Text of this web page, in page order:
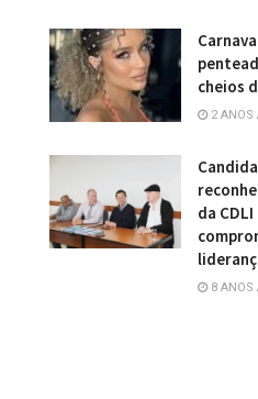
cheios
2 ANOS
da
8 ANOS